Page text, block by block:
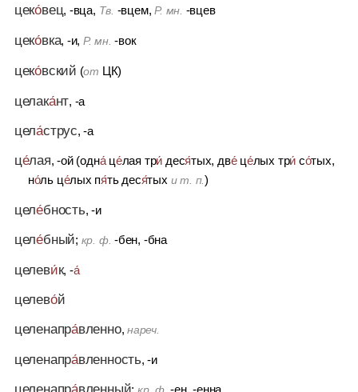
цеко́вец, -вца, Тв. -вцем,Р. мн. -вцев
цеко́вка, -и,Р. мн. -вок
цеко́вский (от ЦК)
целака́нт, -а
цела́струс, -а
це́лая, -ой (одна́це́лая три́ деся́тых, две́це́лых три́ со́тых,
но́ль це́лых пя́ть деся́тых и т. п.)
целе́бность, -и
целе́бный; кр. ф. -бен, -бна
целеви́к, -а́
целево́й
целенапра́вленно,нареч.
целенапра́вленность, -и
целенапра́вленный; -ен, -енна